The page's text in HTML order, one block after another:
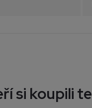
si koupili